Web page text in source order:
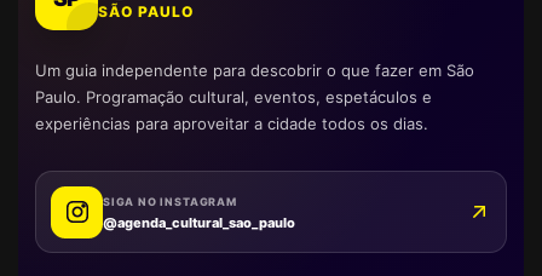
SÃO PAULO
Um guia independente para descobrir o que fazer em São
Paulo. Programação cultural, eventos, espetáculos e
experiências para aproveitar a cidade todos os dias.
SIGA NO INSTAGRAM
@agenda_cultural_sao_paulo